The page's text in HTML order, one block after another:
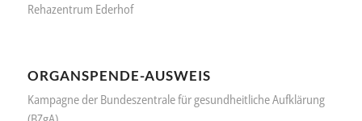
Rehazentrum Ederhof
ORGANSPENDE-AUSWEIS
Kampagne der Bundeszentrale für gesundheitliche Aufklärung